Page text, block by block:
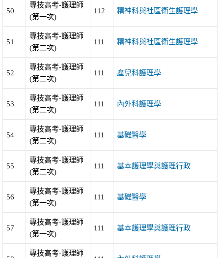
50
專技高考-護理師
(第一次)
112 精神科與社區衛生護理學
51
專技高考-護理師
(第二次)
111 精神科與社區衛生護理學
52
專技高考-護理師
(第二次)
111 產兒科護理學
53
專技高考-護理師
(第二次)
111 內外科護理學
54
專技高考-護理師
(第二次)
111 基礎醫學
55
專技高考-護理師
(第二次)
111 基本護理學與護理行政
56
專技高考-護理師
(第一次)
111 基礎醫學
57
專技高考-護理師
(第一次)
111 基本護理學與護理行政
專技高考-護理師